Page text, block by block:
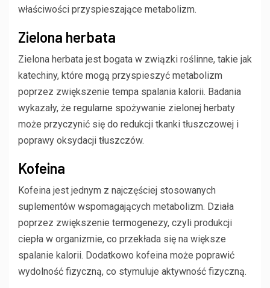
właściwości przyspieszające metabolizm.
Zielona herbata
Zielona herbata jest bogata w związki roślinne, takie jak
katechiny, które mogą przyspieszyć metabolizm
poprzez zwiększenie tempa spalania kalorii. Badania
wykazały, że regularne spożywanie zielonej herbaty
może przyczynić się do redukcji tkanki tłuszczowej i
poprawy oksydacji tłuszczów.
Kofeina
Kofeina jest jednym z najczęściej stosowanych
suplementów wspomagających metabolizm. Działa
poprzez zwiększenie termogenezy, czyli produkcji
ciepła w organizmie, co przekłada się na większe
spalanie kalorii. Dodatkowo kofeina może poprawić
wydolność fizyczną, co stymuluje aktywność fizyczną.